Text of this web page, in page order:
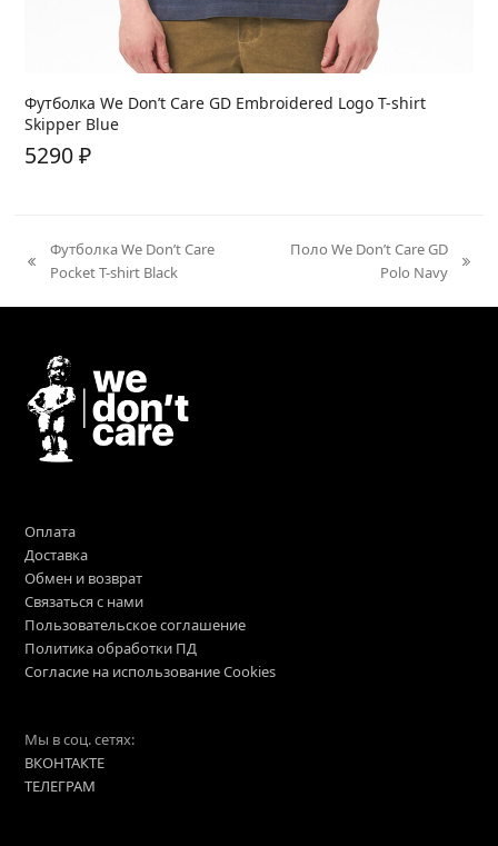
Футболка We Don’t Care GD Embroidered Logo T-shirt
Skipper Blue
5290₽
previous
Футболка We Don’t Care
Pocket T-shirt Black
Поло We Don’t Care GD
Polo Navy
Оплата
Доставка
Обмен и возврат
Связаться с нами
Пользовательское соглашение
Политика обработки ПД
Согласие на использование Cookies
Мы в соц. сетях:
ВКОНТАКТЕ
ТЕЛЕГРАМ